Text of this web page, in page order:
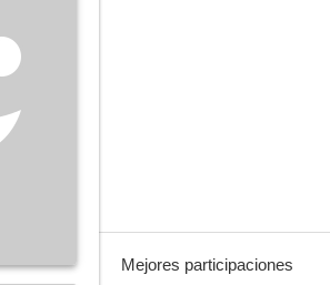
Mejores participaciones